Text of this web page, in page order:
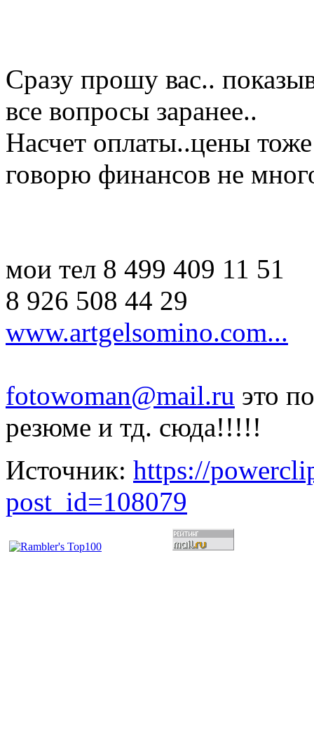
Сразу прошу вас..
все вопросы заранее..
Насчет оплаты..цены
говорю финансов не
мои тел 8 499 409 11 51
8 926 508 44 29
www.artgelsomino.com...
fotowoman@mail.ru это
резюме и тд. сюда!!!!!
Источник: https://
post_id=108079